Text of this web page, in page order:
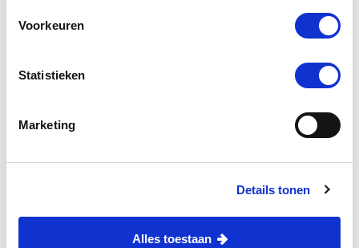
Voorkeuren
Statistieken
Marketing
Details tonen
Alles toestaan